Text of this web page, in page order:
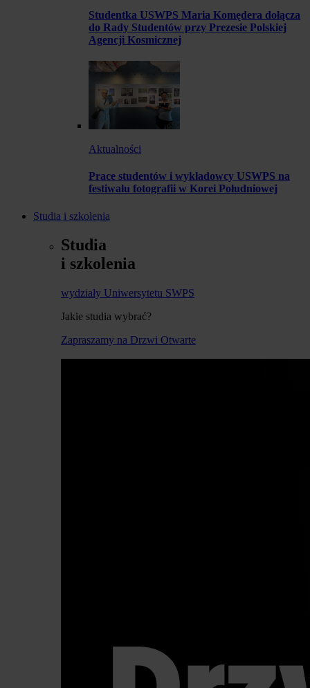
Studentka USWPS Maria Komędera dołącza
do Rady Studentów przy Prezesie Polskiej
Agencji Kosmicznej
Aktualności
Prace studentów i wykładowcy USWPS na
festiwalu fotografii w Korei Południowej
Studia i szkolenia
Studia
i szkolenia
wydziały Uniwersytetu SWPS
Jakie studia wybrać?
Zapraszamy na Drzwi Otwarte